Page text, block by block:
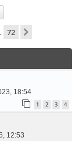
72
18:54
1 2 3 4
12:53